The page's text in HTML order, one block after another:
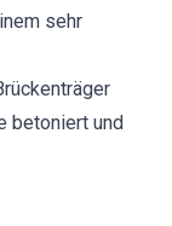
sehr
betoniert und